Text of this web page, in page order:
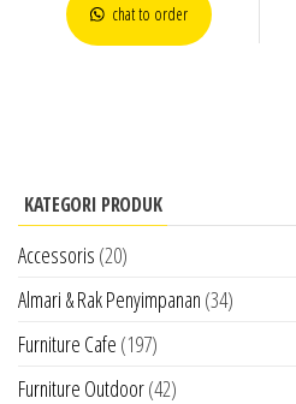
chat to order
KATEGORI PRODUK
Accessoris (20)
Almari & Rak Penyimpanan (34)
Furniture Cafe (197)
Furniture Outdoor(42)